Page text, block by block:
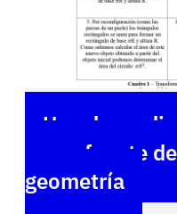
Uso de un
como fuente
geometría